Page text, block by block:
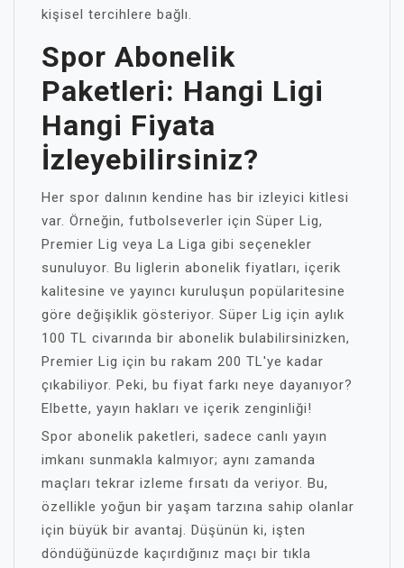
kişisel tercihlere bağlı.
Spor Abonelik
Paketleri: Hangi Ligi
Hangi Fiyata
İzleyebilirsiniz?
Her spor dalının kendine has bir izleyici kitlesi
var. Örneğin, futbolseverler için Süper Lig,
Premier Lig veya La Liga gibi seçenekler
sunuluyor. Bu liglerin abonelik fiyatları, içerik
kalitesine ve yayıncı kuruluşun popülaritesine
göre değişiklik gösteriyor. Süper Lig için aylık
100 TL civarında bir abonelik bulabilirsinizken,
Premier Lig için bu rakam 200 TL'ye kadar
çıkabiliyor. Peki, bu fiyat farkı neye dayanıyor?
Elbette, yayın hakları ve içerik zenginliği!
Spor abonelik paketleri, sadece canlı yayın
imkanı sunmakla kalmıyor; aynı zamanda
maçları tekrar izleme fırsatı da veriyor. Bu,
özellikle yoğun bir yaşam tarzına sahip olanlar
için büyük bir avantaj. Düşünün ki, işten
döndüğünüzde kaçırdığınız maçı bir tıkla